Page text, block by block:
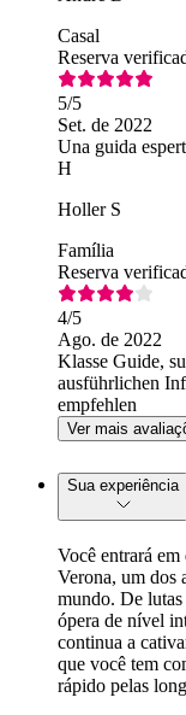
Casal
Reserva
5/5
Set. de 2022
Una guida
H
Holler S
Família
Reserva
4/5
Ago. de 2022
Klasse Guide,
ausführlichen
empfehlen
Ver mais
Sua experiência
Você entrará
Verona, um dos
mundo. De lutas
ópera de nível
continua a
que você tem
rápido pelas